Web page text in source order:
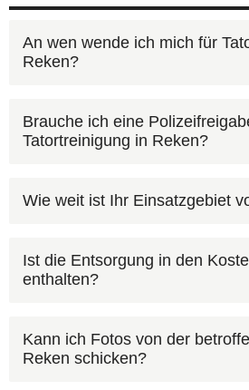
An wen wende ich mich für
Reken?
Für Tatortreinigung in Reken
unter0800 6003005
alles Weitere. Sie können
Brauche ich eine
Tatortreinigung in Reken?
Wichtig: Bei polizeilichen
Versicherung laufen — wir
Abwicklung. Bei
Wie weit ist Ihr Einsatzgebiet
Ja, in Reken und der
Nordrhein-Westfalen stehen
sind rund um die Uhr
Ist die Entsorgung in den
enthalten?
Ja, wir entfernen und
Bodenbeläge, Matratzen,
Kann ich Fotos von der
Reken schicken?